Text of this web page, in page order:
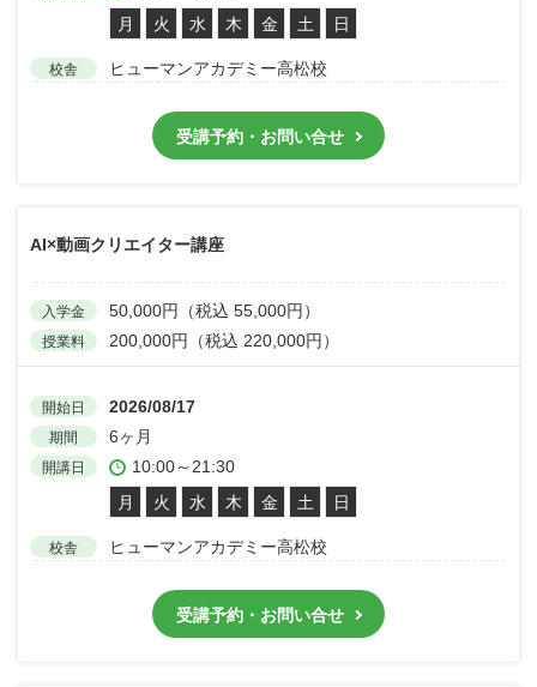
月
火 水 木 金 土 日
校舎 ヒューマンアカデミー高松校
受講予約・お問い合せ
AI×動画クリエイター講座
入学金 50,000円（税込 55,000円）
授業料 200,000円（税込 220,000円）
開始日 2026/08/17
期間 6ヶ月
開講日
10:00～21:30
月
火 水 木 金 土 日
校舎 ヒューマンアカデミー高松校
受講予約・お問い合せ